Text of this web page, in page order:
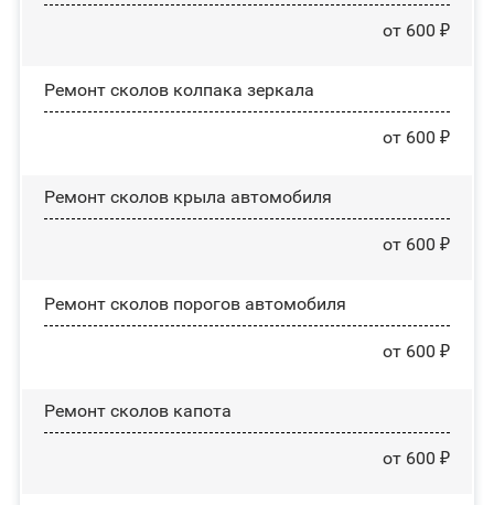
от 600 ₽
Ремонт сколов колпака зеркала
от 600 ₽
Ремонт сколов крыла автомобиля
от 600 ₽
Ремонт сколов порогов автомобиля
от 600 ₽
Ремонт сколов капота
от 600 ₽